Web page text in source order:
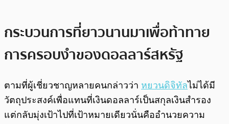
กระบวนการที่ยาวนานมาเพื่อท้าทาย
การครอบงำของดอลลาร์สหรัฐ
ตามที่ผู้เชี่ยวชาญหลายคนกล่าวว่า หยวนดิจิทัลไม่ได้มี
วัตถุประสงค์เพื่อแทนที่เงินดอลลาร์เป็นสกุลเงินสำรอง
แต่กลับมุ่งเป้าไปที่เป้าหมายเดียวนั่นคืออำนวยความ